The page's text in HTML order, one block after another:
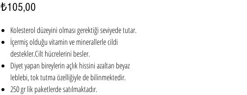
₺105,00
Kolesterol düzeyini olması gerektiği seviyede tutar.
İçermiş olduğu vitamin ve minerallerle cildi
destekler.Cilt hücrelerini besler.
Diyet yapan bireylerin açlık hissini azaltan beyaz
leblebi, tok tutma özelliğiyle de bilinmektedir.
250 gr lik paketlerde satılmaktadır.